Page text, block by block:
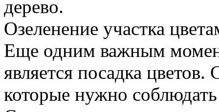
дерево.
Озеленение участка
Еще одним важным
является посадка
которые нужно